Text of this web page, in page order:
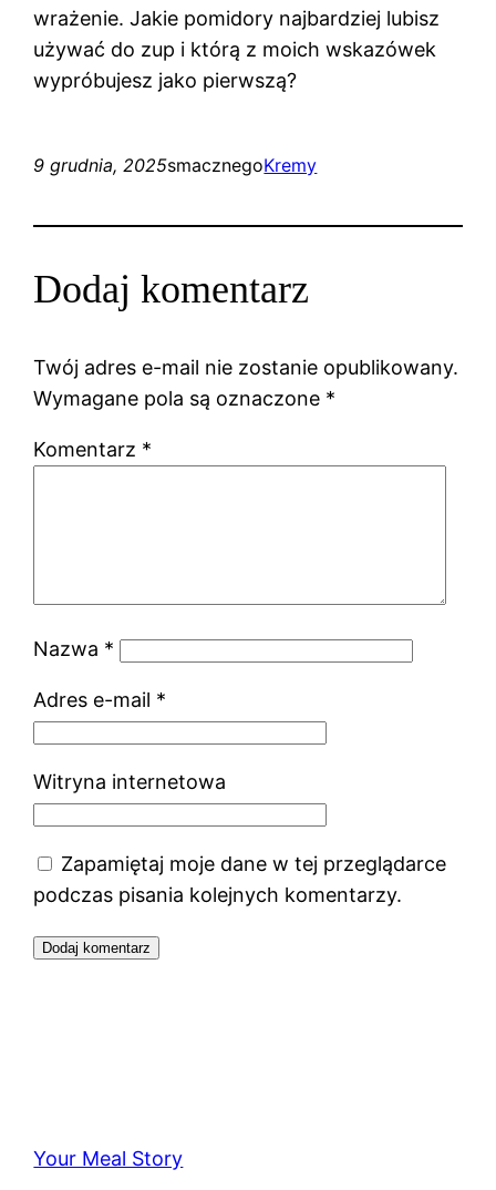
wrażenie. Jakie pomidory najbardziej lubisz
używać do zup i którą z moich wskazówek
wypróbujesz jako pierwszą?
9 grudnia, 2025smacznegoKremy
Dodaj komentarz
Twój adres e-mail nie zostanie opublikowany.
Wymagane pola są oznaczone *
Komentarz *
Nazwa *
Adres e-mail *
Witryna internetowa
Zapamiętaj moje dane w tej przeglądarce
podczas pisania kolejnych komentarzy.
Your Meal Story